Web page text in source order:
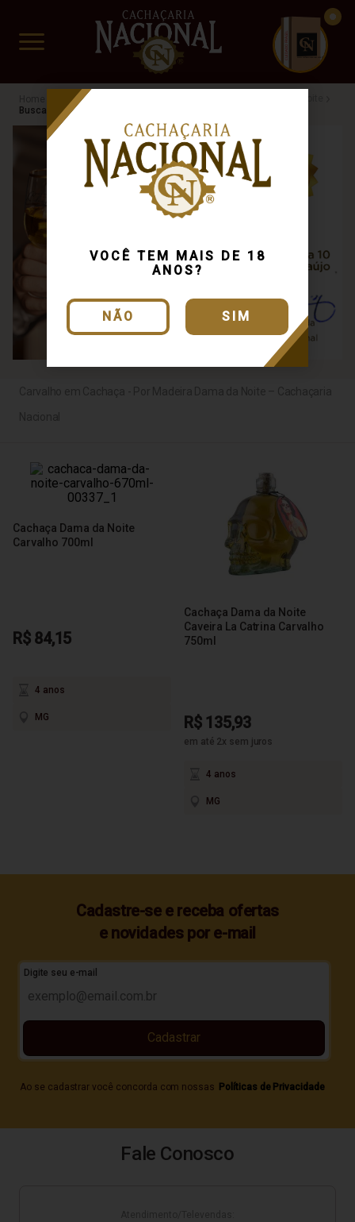
VOCÊ TEM MAIS DE 18
ANOS?
NÃO SIM
www.cachacarianacional.com.br
CUIDADO FRÁGIL
Cachaça
Busca: carvalho
Cachaça Dama da Noite
Carvalho 700ml
R$ 84,15
4 anos
MG
Cachaça Dama da Noite
Caveira La Catrina Carvalho
750ml
R$ 135,93
em até 2x sem juros
4 anos
MG
Cadastre-se e receba ofertas
e novidades por e-mail
Digite seu e-mail
Ao se cadastrar você concorda com nossas Políticas de Privacidade
Cadastrar
Fale Conosco